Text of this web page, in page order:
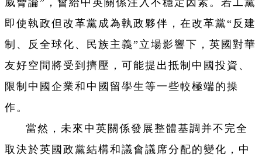
威脅論”，會給中英關係注入不穩定因素。若工黨
即使執政但改革黨成為執政夥伴，在改革黨“反建
制、反全球化、民族主義”立場影響下，英國對華
友好空間將受到擠壓，可能提出抵制中國投資、
限制中國企業和中國留學生等一些較極端的操
作。
當然，未來中英關係發展整體基調并不完全
取決於英國政黨結構和議會議席分配的變化，中